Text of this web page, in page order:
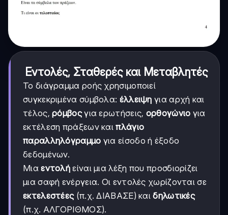
Εντολές, Σταθερές και Μεταβλητές
Το διάγραμμα ροής χρησιμοποιεί
συγκεκριμένα σύμβολα: έλλειψη για αρχή και
τέλος,ρόμβοςγια ερωτήσεις, ορθογώνιο για
εκτέλεση πράξεων καιπλάγιο
παραλληλόγραμμο για είσοδο ή έξοδο
δεδομένων.
Μιαεντολή είναι μια λέξη που προσδιορίζει
μια σαφή ενέργεια. Οι εντολές χωρίζονται σε
εκτελεστέες(π.χ. ΔΙΑΒΑΣΕ) καιδηλωτικές
(π.χ. ΑΛΓΟΡΙΘΜΟΣ).